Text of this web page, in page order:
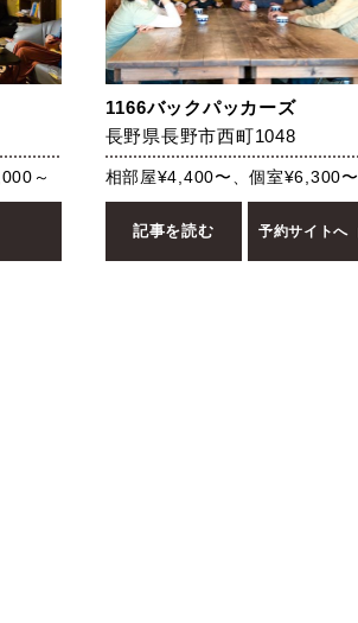
～
1166バックパッカーズ
長野県長野市西町1048
相部屋¥4,400〜、個室¥6,300〜
記事を読む 予約サイトへ